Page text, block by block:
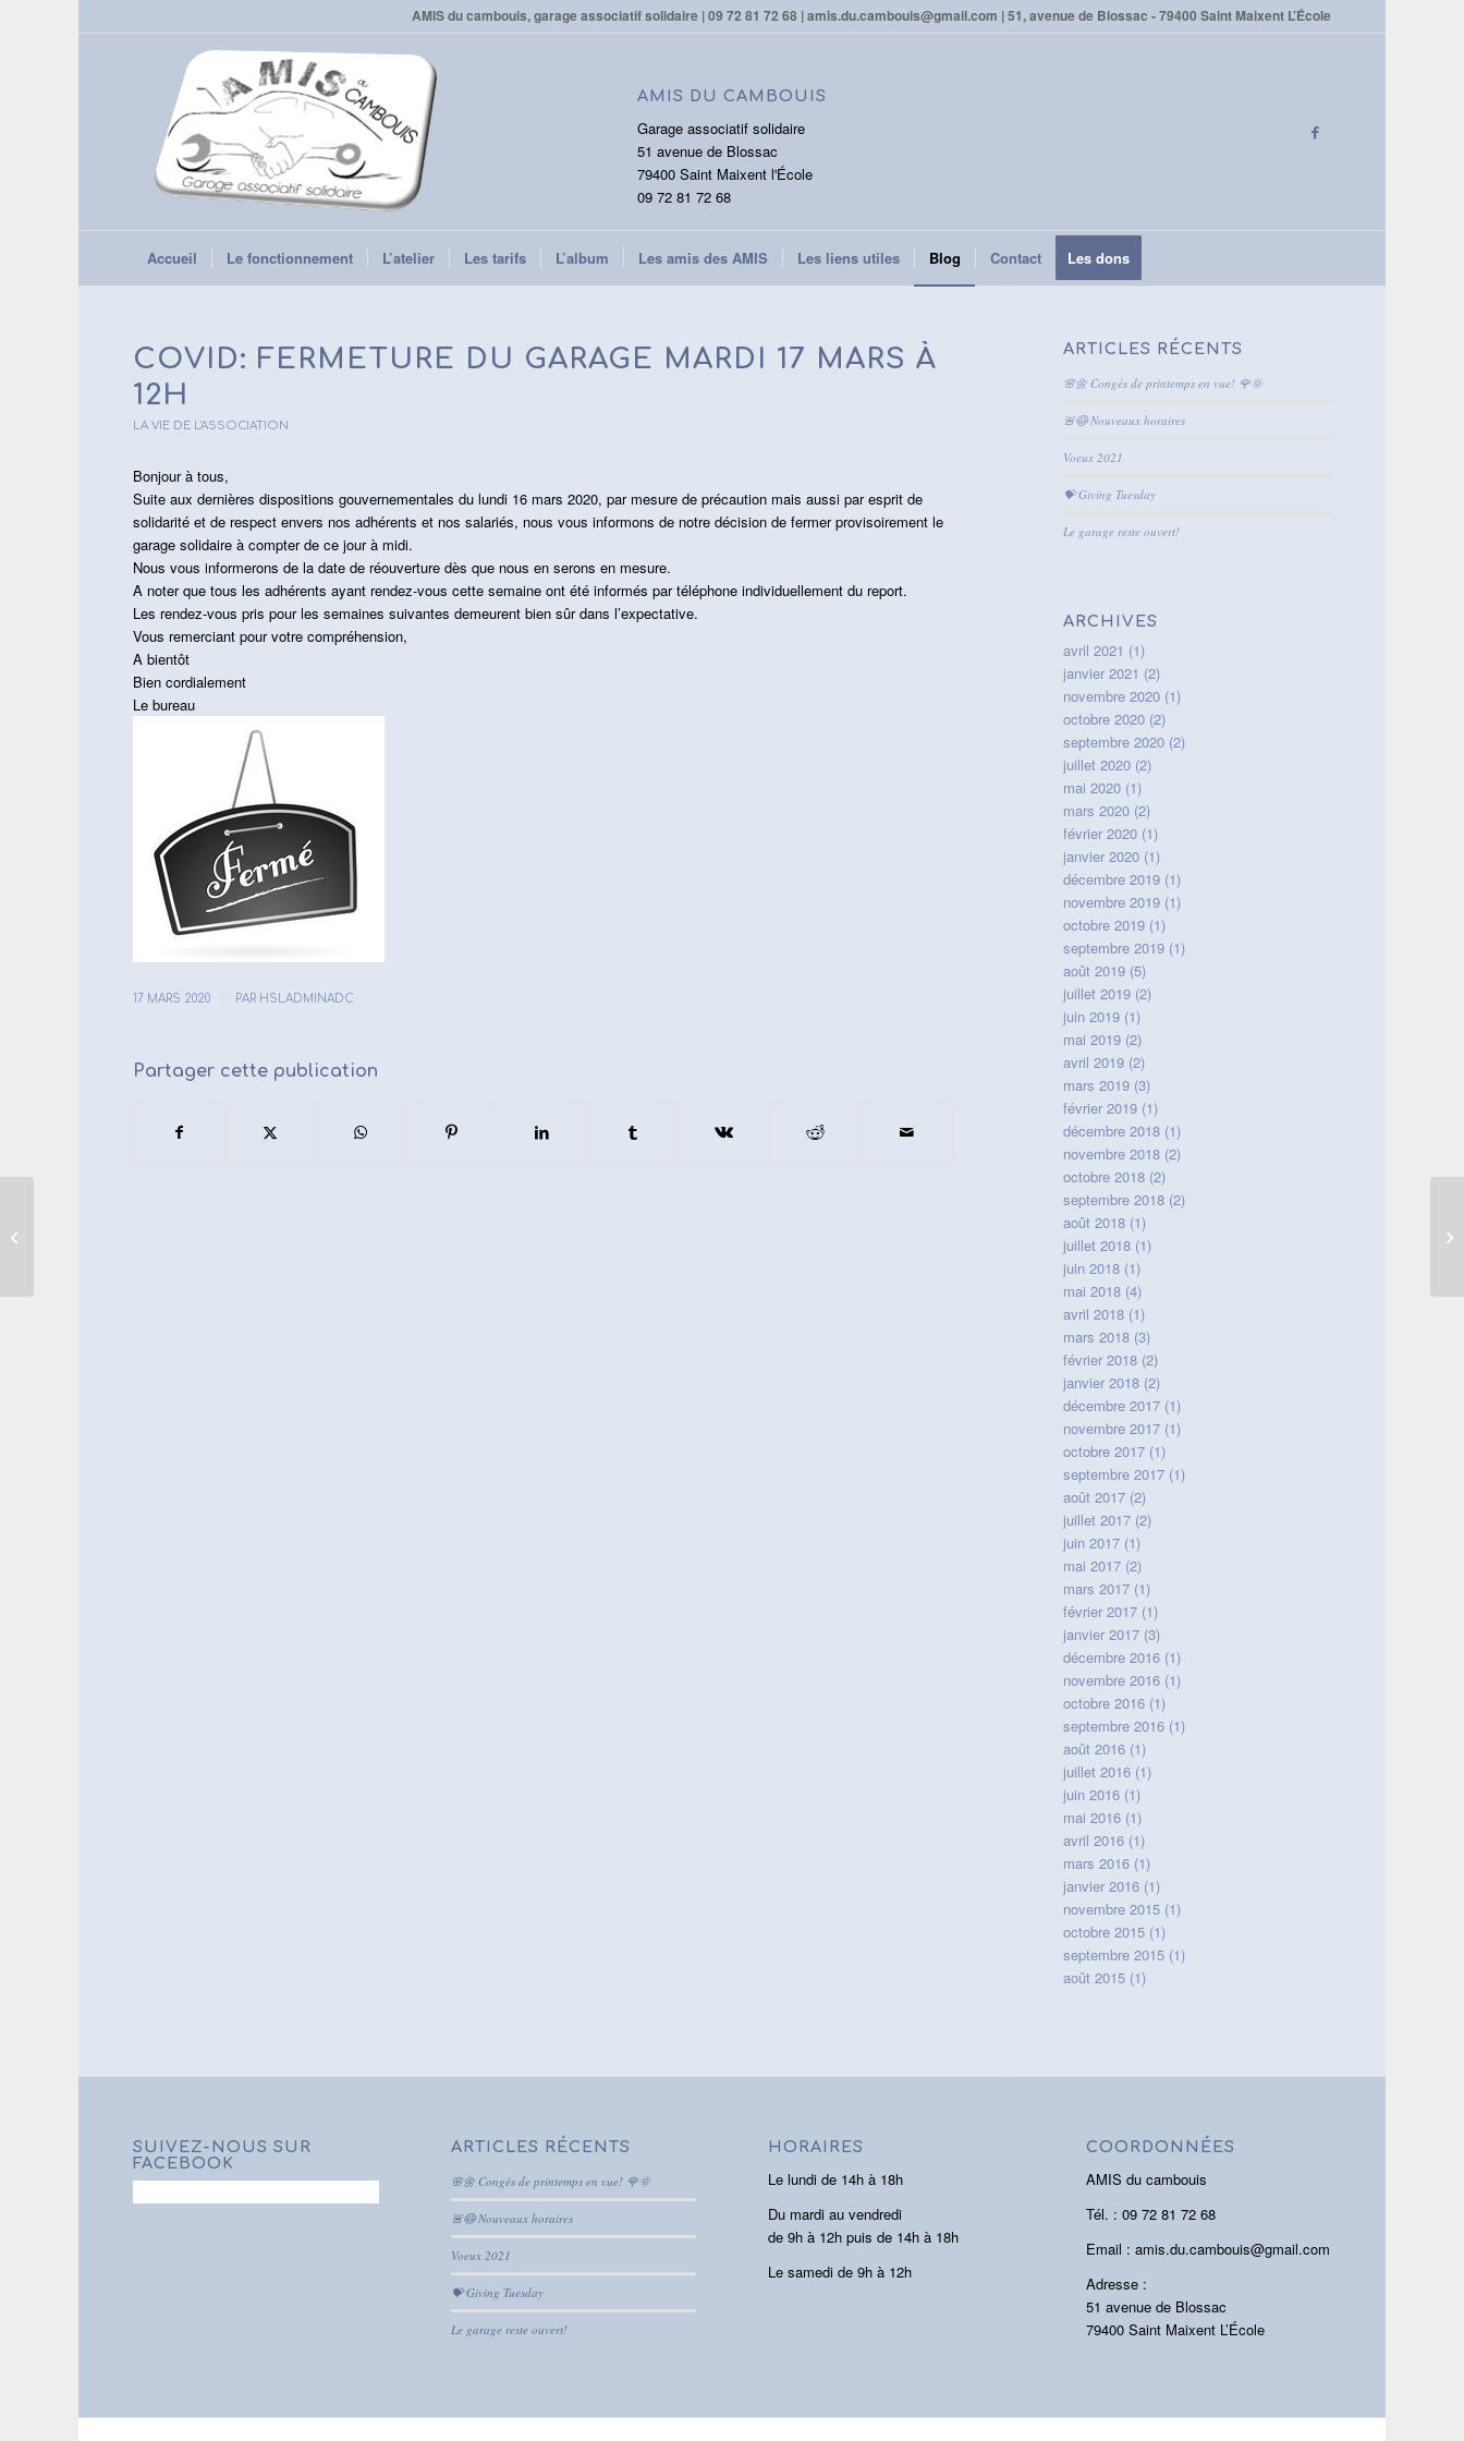
AMIS du cambouis, garage associatif solidaire | 09 72 81 72 68 | amis.du.cambouis@gmail.com | 51, avenue de Blossac - 79400 Saint Maixent L’École
AMIS DU CAMBOUIS
Garage associatif solidaire
51 avenue de Blossac
79400 Saint Maixent l'École
09 72 81 72 68
Accueil Le fonctionnement L’atelier Les tarifs L’album Les amis des AMIS Les liens utiles Blog Contact Les dons
COVID: FERMETURE DU GARAGE MARDI 17 MARS À
12H
LA VIE DE L'ASSOCIATION
Bonjour à tous,
Suite aux dernières dispositions gouvernementales du lundi 16 mars 2020, par mesure de précaution mais aussi par esprit de
solidarité et de respect envers nos adhérents et nos salariés, nous vous informons de notre décision de fermer provisoirement le
garage solidaire à compter de ce jour à midi.
Nous vous informerons de la date de réouverture dès que nous en serons en mesure.
A noter que tous les adhérents ayant rendez-vous cette semaine ont été informés par téléphone individuellement du report.
Les rendez-vous pris pour les semaines suivantes demeurent bien sûr dans l’expectative.
Vous remerciant pour votre compréhension,
A bientôt
Bien cordialement
Le bureau
17 MARS 2020 PAR HSLADMINADC
Partager cette publication
ARTICLES RÉCENTS
🌸🌼 Congés de printemps en vue! 🌹🌞
🚨😷 Nouveaux horaires
Voeux 2021
💝 Giving Tuesday
Le garage reste ouvert!
ARCHIVES
avril 2021 (1)
janvier 2021 (2)
novembre 2020 (1)
octobre 2020 (2)
septembre 2020 (2)
juillet 2020 (2)
mai 2020 (1)
mars 2020 (2)
février 2020 (1)
janvier 2020 (1)
décembre 2019 (1)
novembre 2019 (1)
octobre 2019 (1)
septembre 2019 (1)
août 2019 (5)
juillet 2019 (2)
juin 2019 (1)
mai 2019 (2)
avril 2019 (2)
mars 2019 (3)
février 2019 (1)
décembre 2018 (1)
novembre 2018 (2)
octobre 2018 (2)
septembre 2018 (2)
août 2018 (1)
juillet 2018 (1)
juin 2018 (1)
mai 2018 (4)
avril 2018 (1)
mars 2018 (3)
février 2018 (2)
janvier 2018 (2)
décembre 2017 (1)
novembre 2017 (1)
octobre 2017 (1)
septembre 2017 (1)
août 2017 (2)
juillet 2017 (2)
juin 2017 (1)
mai 2017 (2)
mars 2017 (1)
février 2017 (1)
janvier 2017 (3)
décembre 2016 (1)
novembre 2016 (1)
octobre 2016 (1)
septembre 2016 (1)
août 2016 (1)
juillet 2016 (1)
juin 2016 (1)
mai 2016 (1)
avril 2016 (1)
mars 2016 (1)
janvier 2016 (1)
novembre 2015 (1)
octobre 2015 (1)
septembre 2015 (1)
août 2015 (1)
SUIVEZ-NOUS SUR
FACEBOOK
ARTICLES RÉCENTS
🌸🌼 Congés de printemps en vue! 🌹🌞
🚨😷 Nouveaux horaires
Voeux 2021
💝 Giving Tuesday
Le garage reste ouvert!
HORAIRES
Le lundi de 14h à 18h
Du mardi au vendredi
de 9h à 12h puis de 14h à 18h
Le samedi de 9h à 12h
COORDONNÉES
AMIS du cambouis
Tél. : 09 72 81 72 68
Email : amis.du.cambouis@gmail.com
Adresse :
51 avenue de Blossac
79400 Saint Maixent L’École